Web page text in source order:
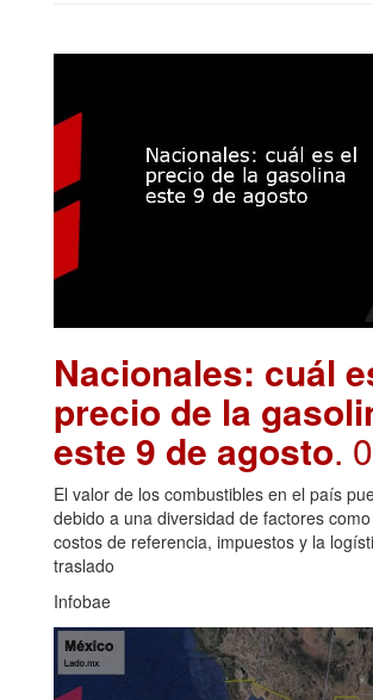
Nacionales: cuál
precio de la
este 9 de agosto.
El valor de los combustibles en el país
debido a una diversidad de factores
costos de referencia, impuestos y la
traslado
Infobae